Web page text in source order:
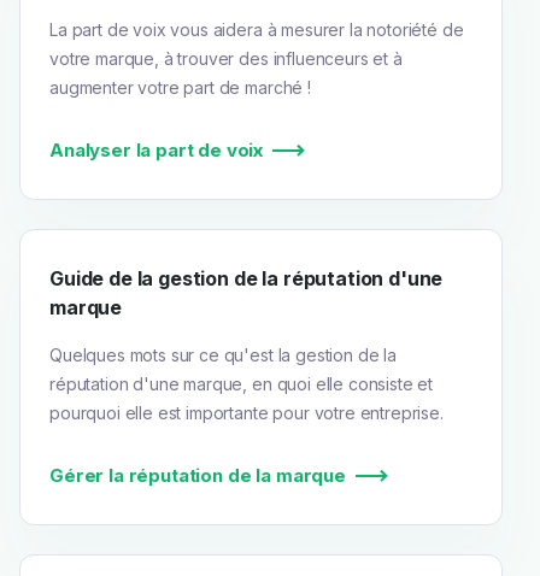
La part de voix vous aidera à mesurer la notoriété de
votre marque, à trouver des influenceurs et à
augmenter votre part de marché !
Analyser la part de voix
Guide de la gestion de la réputation d'une
marque
Quelques mots sur ce qu'est la gestion de la
réputation d'une marque, en quoi elle consiste et
pourquoi elle est importante pour votre entreprise.
Gérer la réputation de la marque